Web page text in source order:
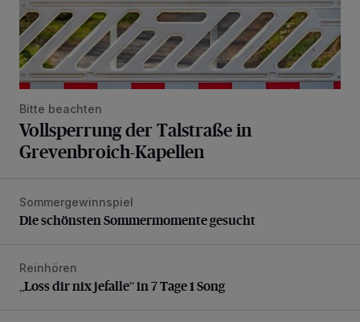
Bitte beachten
Vollsperrung der Talstraße in
Grevenbroich-Kapellen
Die schönsten Sommermomente gesucht
Sommergewinnspiel
Die schönsten Sommermomente gesucht
„Loss dir nix jefalle“ in 7 Tage 1 Song
Reinhören
„Loss dir nix jefalle“ in 7 Tage 1 Song